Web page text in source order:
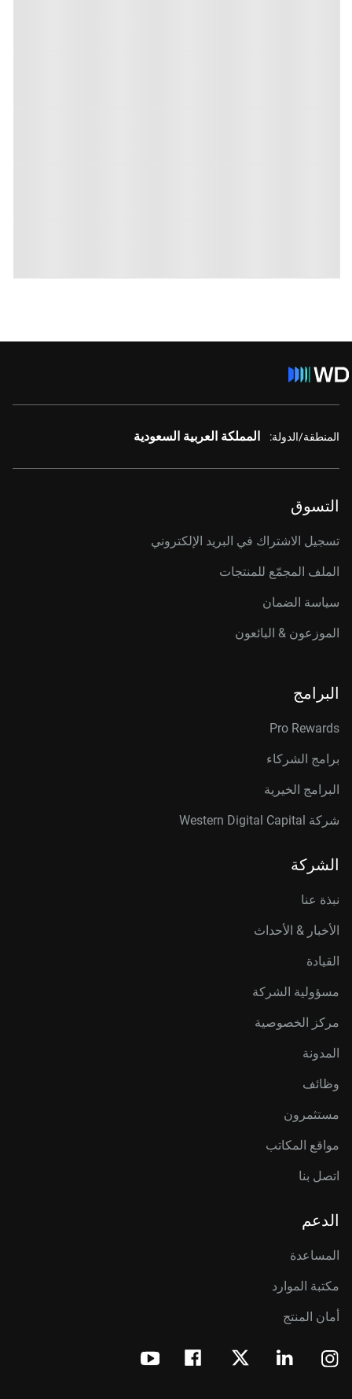
المنطقة/الدولة: المملكة العربية السعودية
التسوق
تسجيل الاشتراك في البريد الإلكتروني
الملف المجمّع للمنتجات
سياسة الضمان
الموزعون & البائعون
البرامج
Pro Rewards
برامج الشركاء
البرامج الخيرية
شركة Western Digital Capital
الشركة
نبذة عنا
الأخبار & الأحداث
القيادة
مسؤولية الشركة
مركز الخصوصية
المدونة
وظائف
مستثمرون
مواقع المكاتب
اتصل بنا
الدعم
المساعدة
مكتبة الموارد
أمان المنتج